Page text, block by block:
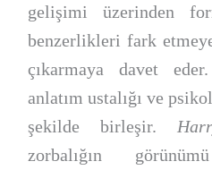
gelişimi üzerinden
benzerlikleri fark
çıkarmaya davet
anlatım ustalığı ve
şekilde birleşir.
zorbalığın